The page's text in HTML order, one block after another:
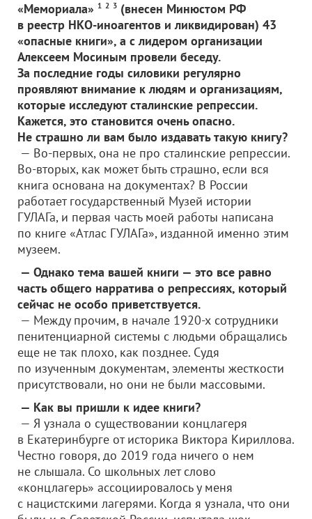
«Мемориала» 1 2 3 (внесен Минюстом РФ
в реестр НКО-иноагентов и ликвидирован) 43
«опасные книги», а с лидером организации
Алексеем Мосиным провели беседу.
За последние годы силовики регулярно
проявляют внимание к людям и организациям,
которые исследуют сталинские репрессии.
Кажется, это становится очень опасно.
Не страшно ли вам было издавать такую книгу?
— Во-первых, она не про сталинские репрессии.
Во-вторых, как может быть страшно, если вся
книга основана на документах? В России
работает государственный Музей истории
ГУЛАГа, и первая часть моей работы написана
по книге «Атлас ГУЛАГа», изданной именно этим
музеем.
— Однако тема вашей книги — это все равно
часть общего нарратива о репрессиях, который
сейчас не особо приветствуется.
— Между прочим, в начале 1920-х сотрудники
пенитенциарной системы с людьми обращались
еще не так плохо, как позднее. Судя
по изученным документам, элементы жесткости
присутствовали, но они не были массовыми.
— Как вы пришли к идее книги?
— Я узнала о существовании концлагеря
в Екатеринбурге от историка Виктора Кириллова.
Честно говоря, до 2019 года ничего о нем
не слышала. Со школьных лет слово
«концлагерь» ассоциировалось у меня
с нацистскими лагерями. Когда я узнала, что они